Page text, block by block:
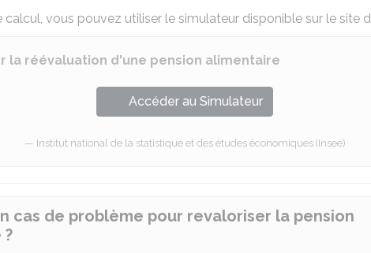
calcul, vous pouvez utiliser le simulateur disponible sur le site
la réévaluation d'une pension alimentaire
Accéder au Simulateur
Institut national de la statistique et des études économiques (Insee)
cas de problème pour revaloriser la pension